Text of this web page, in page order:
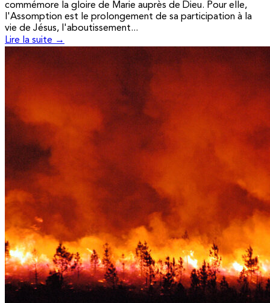
commémore la gloire de Marie auprès de Dieu. Pour elle,
l'Assomption est le prolongement de sa participation à la
vie de Jésus, l'aboutissement...
Lire la suite →